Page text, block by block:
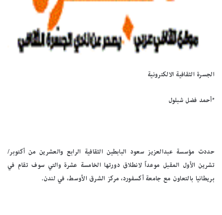
الجسرة الثقافية الالكترونية
*أحمد فضل شبلول
حددت مؤسسة عبدالعزيز سعود البابطين الثقافية الرابع والعشرين من أكتوبر/
تشرين الأول المقبل موعداً لانطلاق دورتها الخامسة عشرة والتي سوف تقام في
بريطانيا بالتعاون مع جامعة أكسفورد، مركز الشرق الأوسط، في لندن.